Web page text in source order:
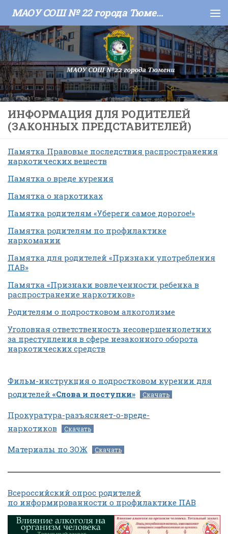
Skip to content МАОУ СОШ № 22 города Тюмени
ИНФОРМАЦИЯ ДЛЯ РОДИТЕЛЕЙ
(ЗАКОННЫХ ПРЕДСТАВИТЕЛЕЙ)
Памятка Правовые последствия распространения
наркотических веществ
Памятка о вреде курения
Памятка о наркотиках
Памятка родителям «Убереги самое дорогое!»
Памятка родителям по профилактике
наркомании
Памятка для родителей «Признаки употребления
ПАВ»
Памятка «Признаки вовлеченности ребенка в
распространение наркотиков»
Родителям о подростковом алкоголизме
Уголовная ответственность несовершеннолетних
за преступления в сфере незаконного оборота
наркотических средств
Фильм-инструкция о подростковом курении для
родителей «Слова и поступки» Скачать
Прокуратура-разъясняет-о-вреде-
наркотиков
Скачать
Материалы по ЗОЖ Скачать
Всеросcийский опрос родителей
по информированности о профилактике ПАВ